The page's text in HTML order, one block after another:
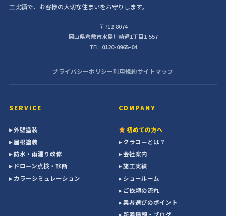
工実績で、お客様の大切な住まいをお守りします。
〒712-8074
岡山県倉敷市水島川崎通1丁目1-557
TEL: 0120-0965-04
プライバシーポリシー利用規約サイトマップ
SERVICE
▸ 外壁塗装
▸ 屋根塗装
▸ 防水・雨漏り改修
▸ ドローン点検・診断
▸ カラーシミュレーション
COMPANY
初めての方へ
▸ クラコーとは？
▸ 会社案内
▸ 施工実績
▸ ショールーム
▸ ご依頼の流れ
▸ 業者選びのポイント
▸ 新着情報・ブログ